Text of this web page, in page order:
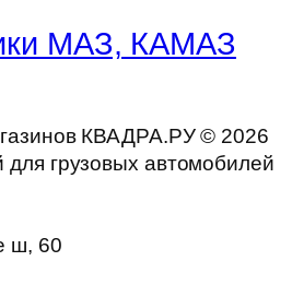
МАЗ, КАМАЗ
КВАДРА.РУ © 2026
грузовых автомобилей
ш, 60